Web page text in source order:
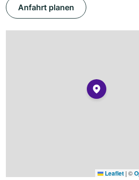
Anfahrt planen
Leaflet | ©